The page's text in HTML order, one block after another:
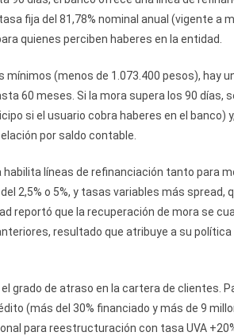
fija del 81,78% nominal anual (vigente a
quienes perciben haberes en la entidad.
(menos de 1.073.400 pesos), hay
60 meses. Si la mora supera los 90 días,
si el usuario cobra haberes en el banco)
por saldo contable.
habilita líneas de refinanciación tanto para
2,5% o 5%, y tasas variables más spread,
reportó que la recuperación de mora se
resultado que atribuye a su política
grado de atraso en la cartera de clientes.
(más del 30% financiado y más de 9
para reestructuración con tasa UVA